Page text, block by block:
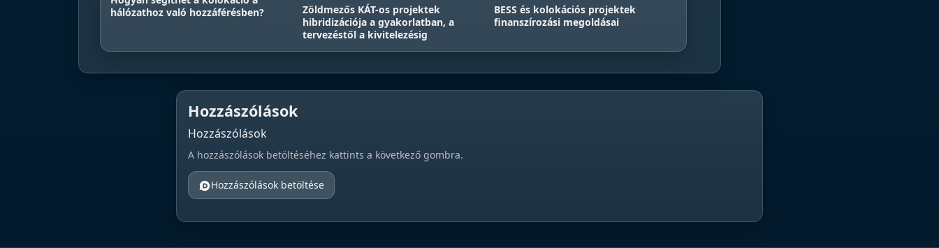
hálózathoz való hozzáférésben?
Zöldmezős KÁT-os projektek
hibridizációja a gyakorlatban, a
tervezéstől a kivitelezésig
BESS és kolokációs projektek
finanszírozási megoldásai
Hozzászólások
Hozzászólások
A hozzászólások betöltéséhez kattints a következő gombra.
Hozzászólások betöltése